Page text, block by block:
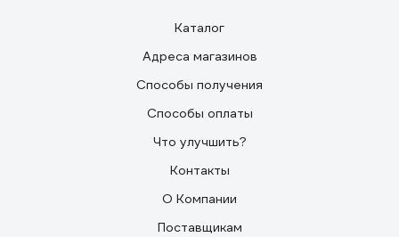
Каталог
Адреса магазинов
Способы получения
Способы оплаты
Что улучшить?
Контакты
О Компании
Поставщикам